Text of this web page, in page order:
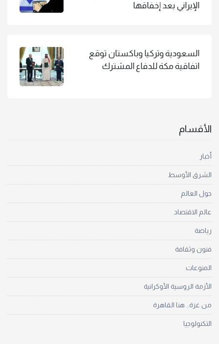
الإيراني بعد إخفاقها
السعودية وتركيا وباكستان توقع
اتفاقية مكة للدفاع المشترك
الأقسام
أخبار
الشرق الأوسط
حول العالم
عالم الاقتصاد
رياضة
فنون وثقافة
المنوعات
الأزمة الروسية الأوكرانية
من غزة.. هنا القاهرة
التكنولوجيا